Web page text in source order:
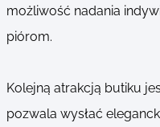
możliwość nadania
piórom.
Kolejną atrakcją butiku
pozwala wysłać